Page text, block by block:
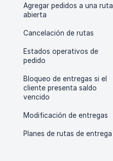
Agregar pedidos a una ruta
abierta
Cancelación de rutas
Estados operativos de
pedido
Bloqueo de entregas si el
cliente presenta saldo
vencido
Modificación de entregas
Planes de rutas de entrega